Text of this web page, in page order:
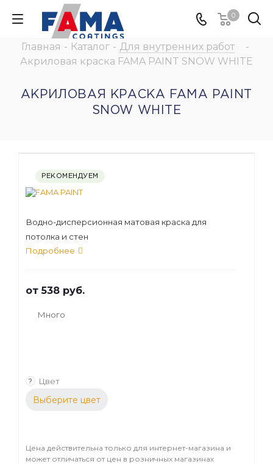
0
Главная - Каталог - Для внутренних работ
-
Акриловая краска FAMA PAINT SNOW WHITE
АКРИЛОВАЯ КРАСКА FAMA PAINT
SNOW WHITE
РЕКОМЕНДУЕМ
Водно-дисперсионная матовая краска для
потолка и стен
Подробнее
от538 руб.
Много
? Цвет
Выберите цвет
Цена действительна только для интернет-магазина и
может отличаться от цен в розничных магазинах